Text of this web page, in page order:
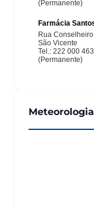
Meteorologia